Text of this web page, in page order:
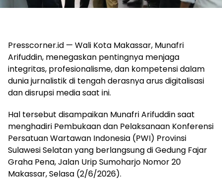
Presscorner.id — Wali Kota Makassar, Munafri
Arifuddin, menegaskan pentingnya menjaga
integritas, profesionalisme, dan kompetensi dalam
dunia jurnalistik di tengah derasnya arus digitalisasi
dan disrupsi media saat ini.
Hal tersebut disampaikan Munafri Arifuddin saat
menghadiri Pembukaan dan Pelaksanaan Konferensi
Persatuan Wartawan Indonesia (PWI) Provinsi
Sulawesi Selatan yang berlangsung di Gedung Fajar
Graha Pena, Jalan Urip Sumoharjo Nomor 20
Makassar, Selasa (2/6/2026).